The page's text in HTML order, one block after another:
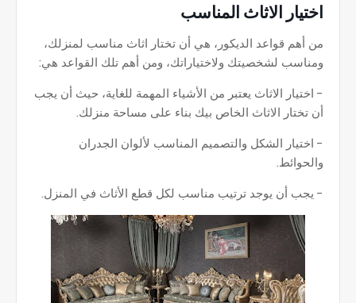
اختيار الاثاث المناسب
من أهم قواعد الديكور، هي أن تختار اثاث مناسب لمنزلك،
ومناسب لشخصيتك ولاختياراتك، ومن أهم تلك القواعد هي:
- اختيار الاثاث يعتبر من الأشياء المهمة للغاية، حيث أن يجب
أن تختار الاثاث الخاص بيك بناء على مساحة منزلك.
- اختيار الشكل والتصميم المناسب لألوان الجدران
والحوائط.
- يجب أن يوجد ترتيب مناسب لكل قطع الأثاث في المنزل.